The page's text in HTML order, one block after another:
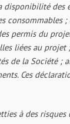
disponibilité des
consommables
permis du
liées au
de la Société ;
Ces
à des